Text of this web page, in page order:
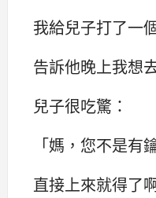
我給兒子打了一
告訴他晚上我想
兒子很吃驚：‌‌
「媽，您不是有
直接上來就得了啊